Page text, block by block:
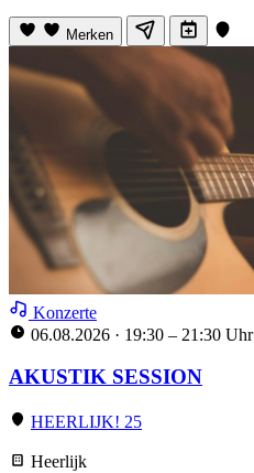
Merken
Konzerte
06.08.2026 · 19:30 – 21:30 Uhr
AKUSTIK SESSION
HEERLIJK! 25
Heerlijk